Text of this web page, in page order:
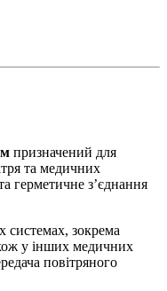
призначений для
та медичних
герметичне з’єднання
системах, зокрема
у інших медичних
повітряного